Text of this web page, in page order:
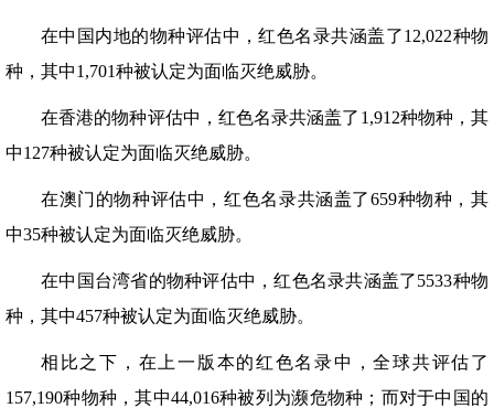
在中国内地的物种评估中，红色名录共涵盖了12,022种物
种，其中1,701种被认定为面临灭绝威胁。
在香港的物种评估中，红色名录共涵盖了1,912种物种，其
中127种被认定为面临灭绝威胁。
在澳门的物种评估中，红色名录共涵盖了659种物种，其
中35种被认定为面临灭绝威胁。
在中国台湾省的物种评估中，红色名录共涵盖了5533种物
种，其中457种被认定为面临灭绝威胁。
相比之下，在上一版本的红色名录中，全球共评估了
157,190种物种，其中44,016种被列为濒危物种；而对于中国的